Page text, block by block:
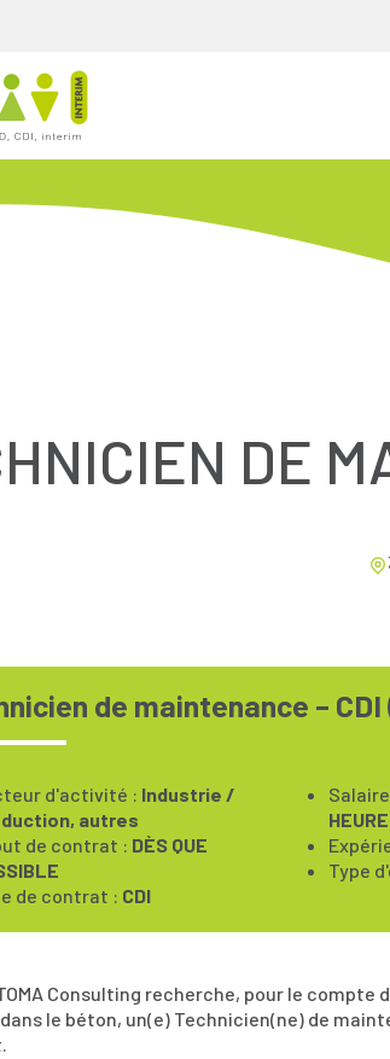
DE
de maintenance –
d'activité : Industrie /
autres
de contrat : DÈS QUE
de contrat : CDI
Type
Consulting recherche, pour le compte
le béton, un(e) Technicien(ne) de